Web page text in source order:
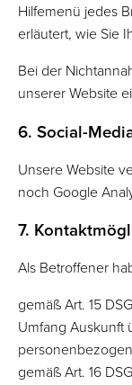
Hilfemenü jedes
erläutert, wie Sie
Bei der
unserer Website
6. Social-
Unsere Website
noch Google
7.
Als Betroffener
gemäß Art. 15
Umfang Auskunft
gemäß Art. 16